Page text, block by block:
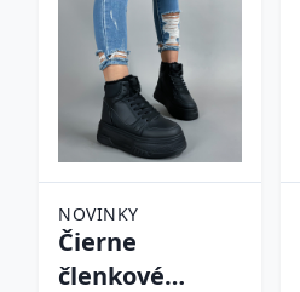
NOVINKY
Čierne
členkové